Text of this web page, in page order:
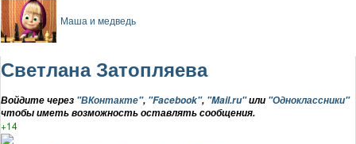
Маша и медведь
Светлана Затопляева
Войдите через "ВКонтакте", "Facebook", "Mail.ru"или "Одноклассники"
чтобы иметь возможность оставлять сообщения.
+14